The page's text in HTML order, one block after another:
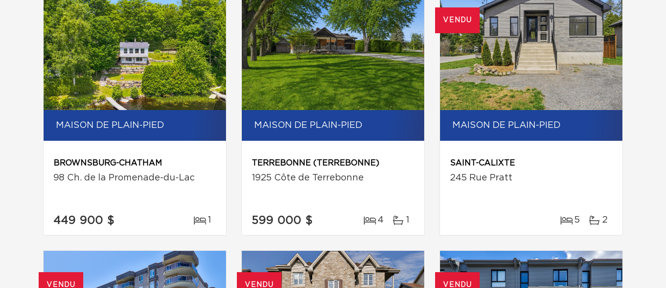
MAISON DE PLAIN-PIED
BROWNSBURG-CHATHAM
98 Ch. de la Promenade-du-Lac
449 900 $ 1
MAISON DE PLAIN-PIED
TERREBONNE (TERREBONNE)
1925 Côte de Terrebonne
599 000 $ 4 1
VENDU
MAISON DE PLAIN-PIED
SAINT-CALIXTE
245 Rue Pratt
5 2
VENDU VENDU VENDU